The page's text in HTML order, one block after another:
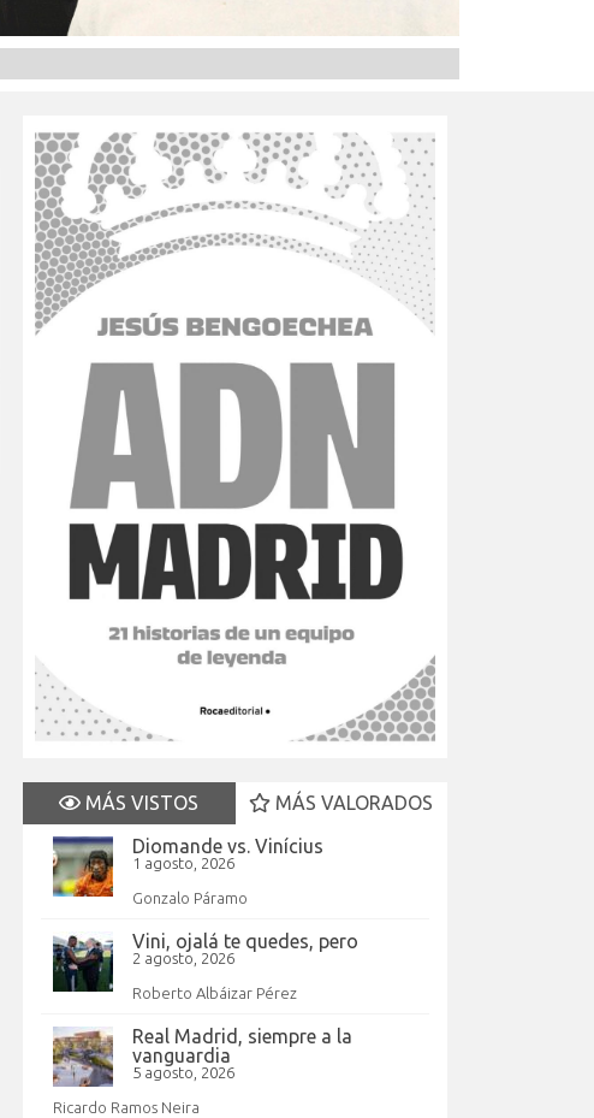
MÁS VISTOS
MÁS VALORADOS
Diomande vs. Vinícius
1 agosto, 2026
Gonzalo Páramo
Vini, ojalá te quedes, pero
2 agosto, 2026
Roberto Albáizar Pérez
Real Madrid, siempre a la
vanguardia
5 agosto, 2026
Ricardo Ramos Neira